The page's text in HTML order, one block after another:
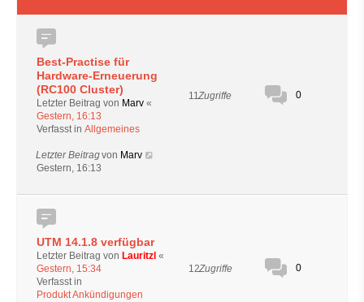
Best-Practise für
Hardware-Erneuerung
(RC100 Cluster)
Letzter Beitrag von Marv «
Gestern, 16:13
Verfasst in Allgemeines
11Zugriffe 0
Letzter Beitragvon Marv
Gestern, 16:13
UTM 14.1.8 verfügbar
Letzter Beitrag von Lauritzl «
Gestern, 15:34
Verfasst in
Produkt Ankündigungen
12Zugriffe 0